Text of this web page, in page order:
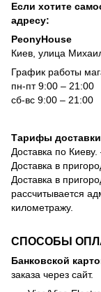
Если хотите
адресу:
PeonyHouse
Киев, улица
График работы
пн-пт 9:00 – 21:00
сб-вс 9:00 – 21:00
Тарифы
Доставка по Киеву.
Доставка в
Доставка в
рассчитывается
километражу.
СПОСОБЫ
Банковской
заказа через сайт.